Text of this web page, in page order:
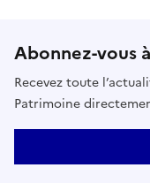
Abonnez-vous
Recevez toute
Patrimoine